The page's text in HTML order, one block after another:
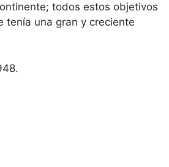
todos estos objetivos
tenía una gran y creciente